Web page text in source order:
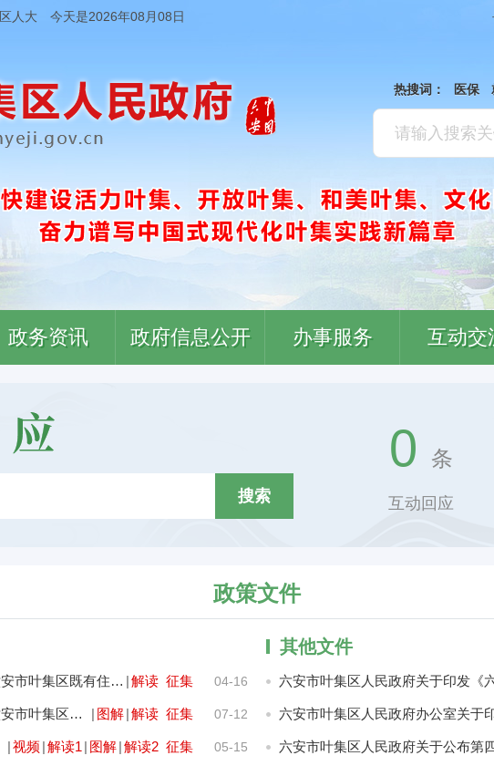
区人大 今天是2026年08月08日
热搜词： 医保
政务资讯 政府信息公开 办事服务 互动交
0 条
互动回应
政策文件
04-16
|解读 征集
六安市叶集区人民政府办公室关于印发《六安市叶集区既有住宅加装电梯工作实施方案》的通知
07-12
| 图解|解读 征集
六安市叶集区人民政府办公室关于印发《六安市叶集区病死畜禽无害化处理实施方案》的通知
05-15
|视频 |解读1 | 图解|解读2 征集
其他文件